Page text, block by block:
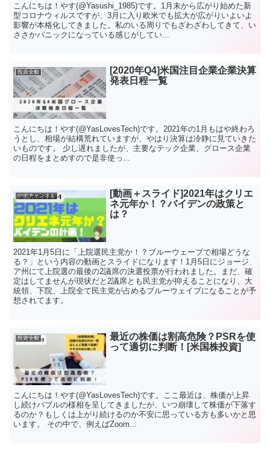
こんにちは！やす(@Yasushi_1985)です。1月末から広がり始めた新
型コロナウィルスですが、3月に入り欧米でも拡大が広がりいよいよ
影響が本格化してきました。私のいる周りでもざわざわしてきて、い
ささかパニックになっている感じがしてい...
投資全般
[2020年Q4]米国注目企業企業決算
発表日程一覧
こんにちは！やす(@YasLovesTech)です。2021年の1月もはや終わろ
うとし、相場が結構荒れていますが、やはり決算は冷静に見ていきた
いものです。 少し遅れましたが、主要なテック企業、グロース企業
の日程をまとめすので是非使っ...
やすチャンネル
[動画＋スライド]2021年はクリエ
ネ元年か！？バイデンの政策と
は？
2021年1月5日に「上院選民主党か！？ブルーウェーブで相場どうな
る？」という内容の動画とスライドになります！1月5日にジョージ
ア州にて上院選の最後の2議席の決選投票が行われました。まだ、確
定はしてませんが現状だと2議席とも民主党が抑えることになり、大
統領、下院、上院全て民主党が占めるブルーウェイブになることが予
想されてます。
投資全般
最近の株価は割高危険？PSRを使
って適切に判断！[米国株投資]
こんにちは！やす(@YasLovesTech)です。ここ最近は、株価が上昇
し続けバブルの様相を呈してきましたが、いつ崩壊して株価が下落す
るのか？もしくは上がり続けるのか不安に思っている方も多いかと思
います。 その中で、例えばZoom...